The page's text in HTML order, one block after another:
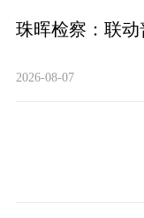
珠晖检察：联
2026-08-07